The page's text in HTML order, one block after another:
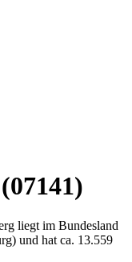
liegt im Bundesland
und hat ca. 13.559